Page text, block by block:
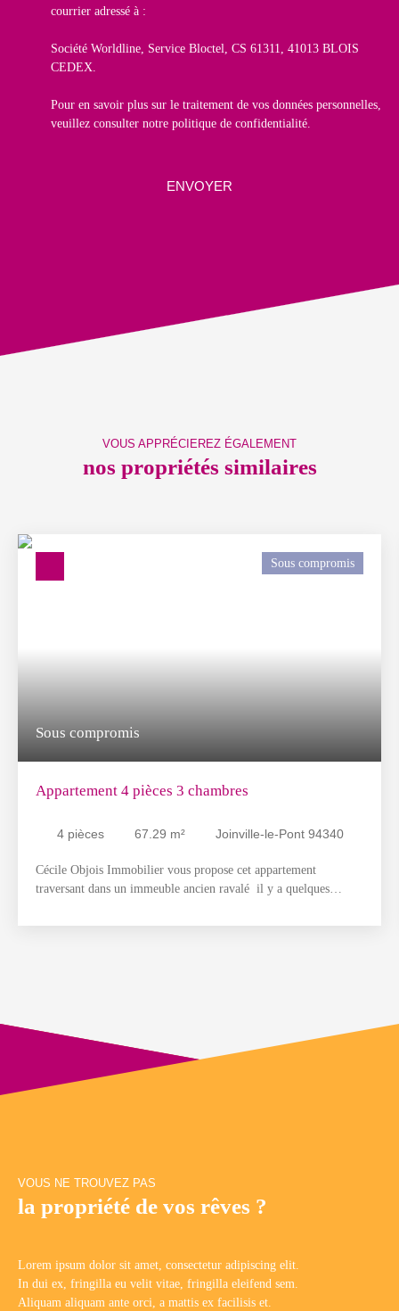
courrier adressé à :
Société Worldline, Service Bloctel, CS 61311, 41013 BLOIS
CEDEX.
Pour en savoir plus sur le traitement de vos données personnelles,
veuillez consulter notre politique de confidentialité
ENVOYER
VOUS APPRÉCIEREZ ÉGALEMENT
nos propriétés similaires
Sous compromis
Sous compromis
Appartement 4 pièces 3 chambres
4 pièces 67.29 m² Joinville-le-Pont 94340
Cécile Objois Immobilier vous propose cet appartement
traversant dans un immeuble ancien ravalé il y a quelques
compose d'une entrée avec placard, double séjour lumineux,
l'appartement.
VOUS NE TROUVEZ PAS
la propriété de vos rêves ?
Lorem ipsum dolor sit amet, consectetur adipiscing elit.
In dui ex, fringilla eu velit vitae, fringilla eleifend sem.
Aliquam aliquam ante orci, a mattis ex facilisis et.